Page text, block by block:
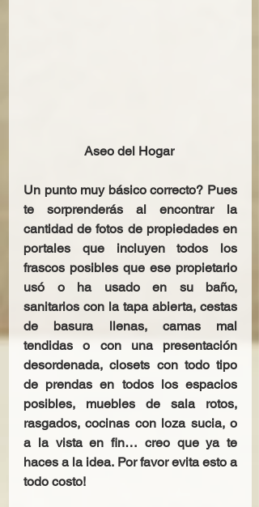
Aseo del Hogar
Un punto muy básico correcto? Pues
te sorprenderás al encontrar la
cantidad de fotos de propiedades en
portales que incluyen todos los
frascos posibles que ese propietario
usó o ha usado en su baño,
sanitarios con la tapa abierta, cestas
de basura llenas, camas mal
tendidas o con una presentación
desordenada, closets con todo tipo
de prendas en todos los espacios
posibles, muebles de sala rotos,
rasgados, cocinas con loza sucia, o
a la vista en fin… creo que ya te
haces a la idea. Por favor evita esto a
todo costo!